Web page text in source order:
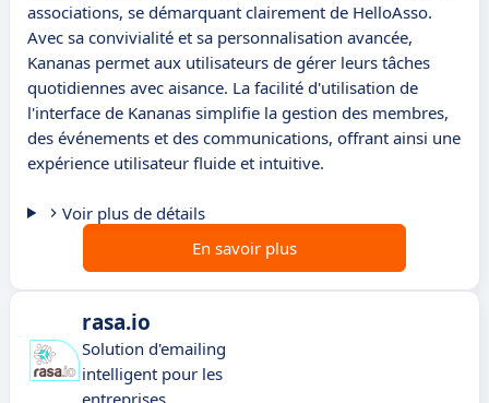
associations, se démarquant clairement de HelloAsso.
Avec sa convivialité et sa personnalisation avancée,
Kananas permet aux utilisateurs de gérer leurs tâches
quotidiennes avec aisance. La facilité d'utilisation de
l'interface de Kananas simplifie la gestion des membres,
des événements et des communications, offrant ainsi une
expérience utilisateur fluide et intuitive.
Voir plus de détails
En savoir plus
rasa.io
Solution d'emailing
intelligent pour les